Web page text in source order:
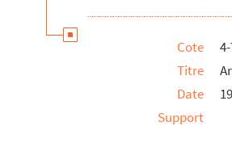
Dessins personnels
Cote
Titre
Date
Support